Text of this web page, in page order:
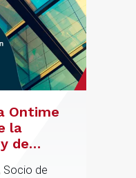
Ontime
la
de
Socio de